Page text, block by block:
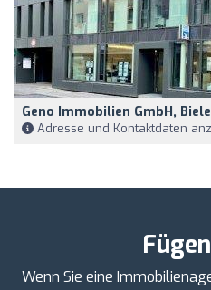
Geno Immobilien GmbH,
Adresse und Kontaktdaten
Wenn Sie eine